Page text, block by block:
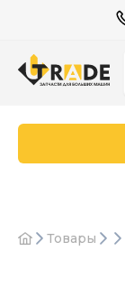
Товары